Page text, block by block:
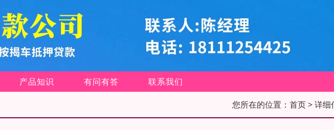
产品知识 有问有答 联系我们
您所在的位置： 首页> 详细